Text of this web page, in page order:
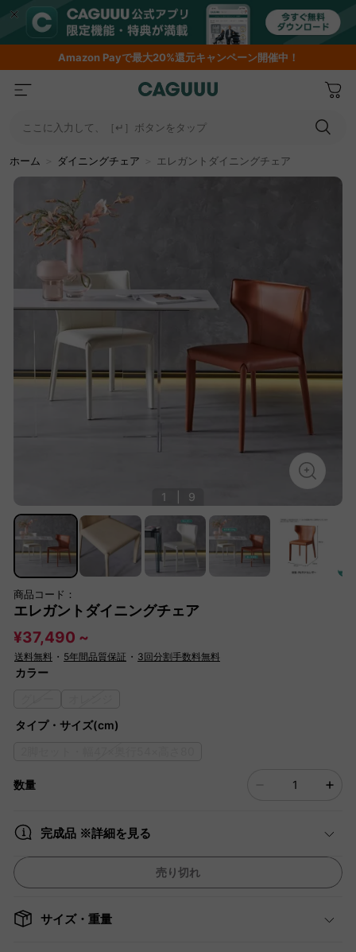
AmazonPayで最大20%還元キャンペーン開催中！
ここに入力して、［↵］ボタンをタップ
ホーム ダイニングチェア エレガントダイニングチェア
1 9
商品コード：
エレガントダイニングチェア
¥37,490 ~
送料無料 ・ 5年間品質保証 ・ 3回分割手数料無料
カラー
タイプ・サイズ(cm)
数量
完成品 ※詳細を見る
売り切れ
サイズ・重量